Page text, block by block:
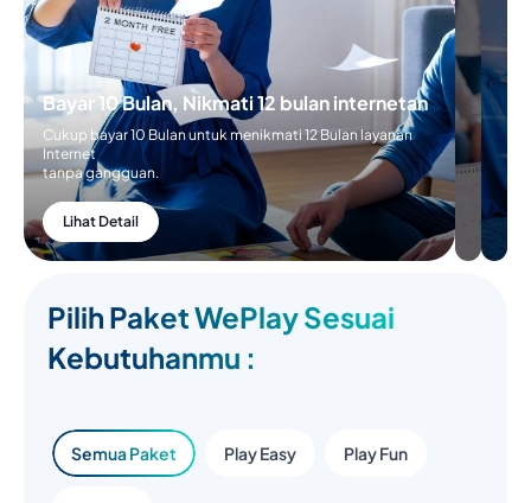
Bayar 10 Bulan, Nikmati 12 bulan internetan
Cukup bayar 10 Bulan untuk menikmati 12 Bulan layanan
Internet
tanpa gangguan.
Lihat Detail
Pilih Paket WePlay Sesuai
Kebutuhanmu :
Semua Paket Play Easy Play Fun